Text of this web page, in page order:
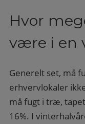
Hvor
være i en
Generelt set, må
erhvervlokaler
må fugt i træ,
16%. I